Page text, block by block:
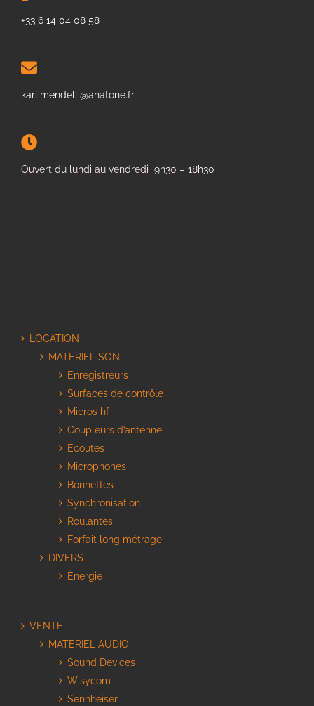
+33 6 14 04 08 58
karl.mendelli@anatone.fr
Ouvert du lundi au vendredi 9h30 – 18h30
LOCATION
MATERIEL SON
Enregistreurs
Surfaces de contrôle
Micros hf
Coupleurs d’antenne
Écoutes
Microphones
Bonnettes
Synchronisation
Roulantes
Forfait long métrage
DIVERS
Énergie
VENTE
MATERIEL AUDIO
Sound Devices
Wisycom
Sennheiser